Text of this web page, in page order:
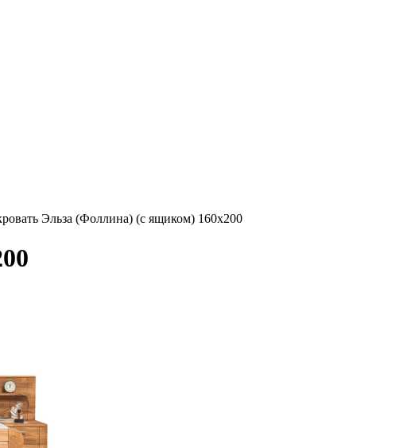
Эльза (Фоллина) (с ящиком) 160х200